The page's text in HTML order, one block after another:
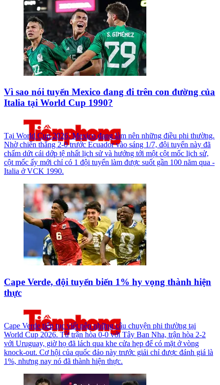
Vì sao nói tuyển Mexico đang đi trên con đường của
Italia tại World Cup 1990?
Tại World Cup 2026, Mexico đang làm nên những điều phi thường.
Nhờ chiến thắng 2-0 trước Ecuador vào sáng 1/7, đội tuyển này đã
chấm dứt cái dớp tệ nhất lịch sử và hướng tới một cột mốc lịch sử,
cột mốc ấy mới chỉ có 1 đội tuyển làm được suốt gần 100 năm qua -
Italia ở VCK 1990.
Cape Verde, đội tuyển biến 1% hy vọng thành hiện
thực
Cape Verde tiếp tục viết nên những câu chuyện phi thường tại
World Cup 2026. Từ trận hòa 0-0 với Tây Ban Nha, trận hòa 2-2
với Uruguay, giờ họ đã lách qua khe cửa hẹp để có mặt ở vòng
knock-out. Cơ hội của quốc đảo này trước giải chỉ được đánh giá là
1%, nhưng nay nó đã thành hiện thực.